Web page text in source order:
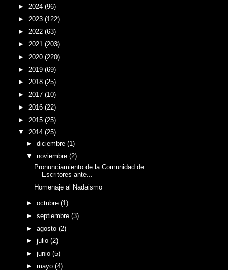
► 2024 (96)
► 2023 (122)
► 2022 (63)
► 2021 (203)
► 2020 (220)
► 2019 (69)
► 2018 (25)
► 2017 (10)
► 2016 (22)
► 2015 (25)
▼ 2014 (25)
► diciembre (1)
▼ noviembre (2)
Pronunciamiento de la Comunidad de
Escritores ante...
Homenaje al Nadaismo
► octubre (1)
► septiembre (3)
► agosto (2)
► julio (2)
► junio (5)
► mayo (4)